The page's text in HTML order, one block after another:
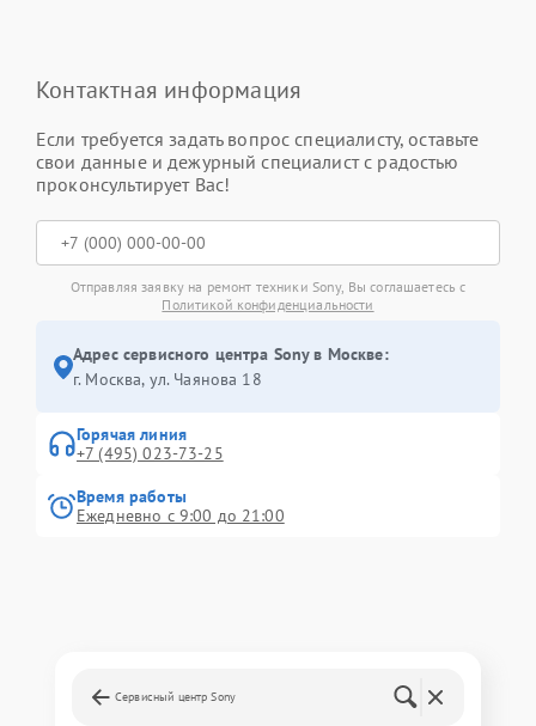
Контактная информация
Если требуется задать вопрос специалисту, оставьте
свои данные и дежурный специалист с радостью
проконсультирует Вас!
Отправляя заявку на ремонт техники Sony, Вы соглашаетесь с
Политикой конфиденциальности
Адрес сервисного центра Sony в Москве:
г. Москва, ул. Чаянова 18
Горячая линия
+7 (495) 023-73-25
Время работы
Ежедневно с 9:00 до 21:00
Сервисный центр Sony